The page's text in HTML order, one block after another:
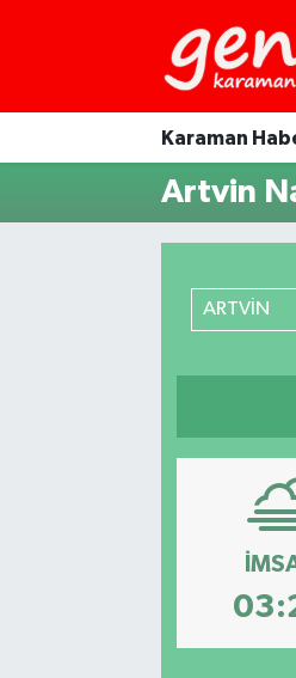
Karaman
Artvin
ARTVİN